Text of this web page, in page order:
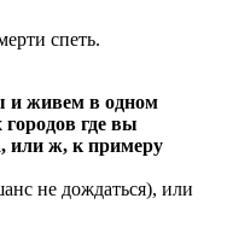
спеть.
и живем в одном
где вы
или ж, к примеру
не дождаться), или